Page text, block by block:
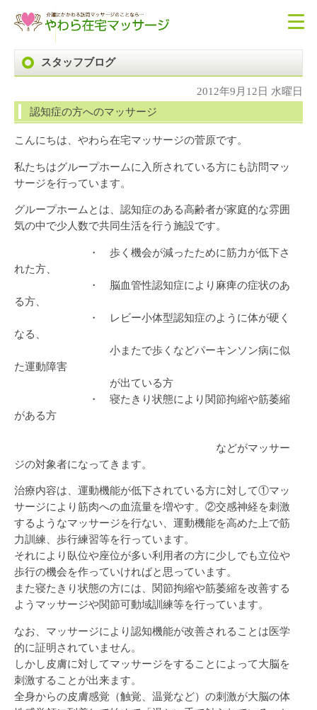
スタッフブログ
2012年9月12日 水曜日
認知症の方へのマッサージ
こんにちは、やわら在宅マッサージの菅原です。
私たちはグループホームに入所されている方にも訪問マッ
サージを行っています。
グループホームとは、認知症のある高齢者が家庭的な雰囲
気の中で少人数で共同生活を行う施設です。
・ 歩く機会が減ったために筋力が低下さ
れた方、
・ 脳血管性認知症により麻痺の症状のあ
る方、
・ レビー小体型認知症のように体が硬く
なる、
小またで歩くなどパーキンソン病に似
た運動障害
が出ている方
・ 寝たきり状態により関節拘縮や筋萎縮
がある方
などがマッサー
ジの対象者になってきます。
治療内容は、運動機能が低下されている方に対して①マッ
サージにより筋肉への血流量を増やす。②交感神経を刺激
するようなマッサージを行ない、運動機能を高めた上で筋
力訓練、歩行練習等を行っています。
それにより臥位や座位が多い利用者の方に少しでも立位や
歩行の機会を作っていければと思っています。
また寝たきり状態の方には、関節拘縮や筋萎縮を改善する
ようマッサージや関節可動域訓練等を行っています。
なお、マッサージにより認知機能が改善されることは医学
的に証明されていません。
しかし皮膚に対してマッサージをすることによって大脳を
刺激することが出来ます。
全身からの皮膚感覚（触覚、温覚など）の刺激が大脳の体